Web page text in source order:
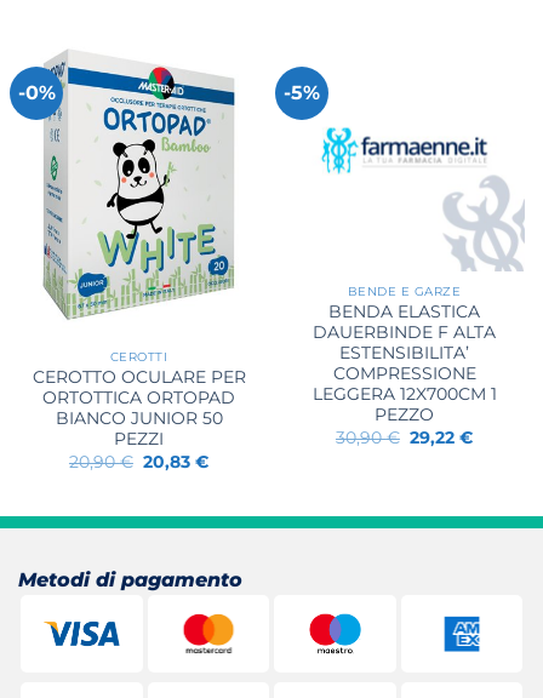
-0%
CEROTTI
CEROTTO OCULARE PER
ORTOTTICA ORTOPAD
BIANCO JUNIOR 50
PEZZI
20,90€ Il
prezzo
20,83€Il
-5%
BENDE E GARZE
BENDA ELASTICA
DAUERBINDE F ALTA
ESTENSIBILITA’
COMPRESSIONE
LEGGERA 12X700CM 1
PEZZO
30,90€ Il
prezzo
29,22€Il
Metodi di pagamento